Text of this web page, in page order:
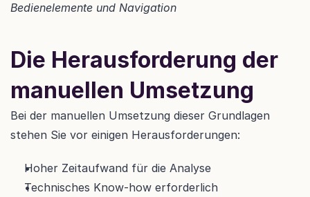
Bedienelemente und Navigation
Die Herausforderung der
manuellen Umsetzung
Bei der manuellen Umsetzung dieser Grundlagen
stehen Sie vor einigen Herausforderungen:
Hoher Zeitaufwand für die Analyse
Technisches Know-how erforderlich